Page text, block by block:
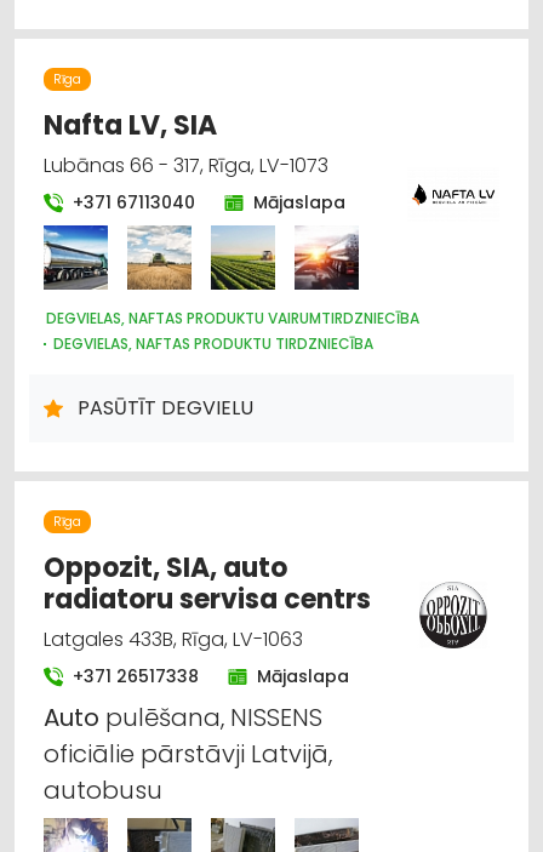
RAŽOŠANA
Rīga
Nafta LV, SIA
Lubānas 66 - 317, Rīga, LV-1073
+371 67113040 Mājaslapa
DEGVIELAS, NAFTAS PRODUKTU VAIRUMTIRDZNIECĪBA
DEGVIELAS, NAFTAS PRODUKTU TIRDZNIECĪBA
KURINĀMAIS
PASŪTĪT DEGVIELU
Rīga
Oppozit, SIA, auto
radiatoru servisa centrs
Latgales 433B, Rīga, LV-1063
+371 26517338 Mājaslapa
Auto pulēšana, NISSENS
oficiālie pārstāvji Latvijā,
autobusu